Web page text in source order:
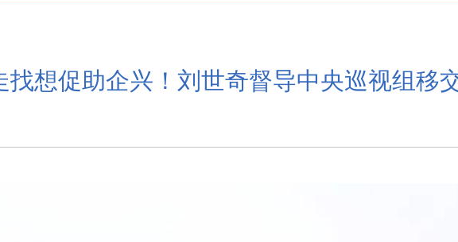
想促助企兴！刘世奇督导中央巡视组移